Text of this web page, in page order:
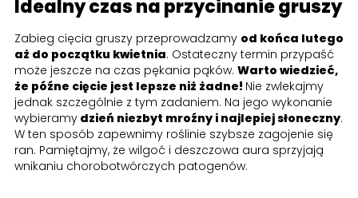
Idealny czas na przycinanie gruszy
Zabieg cięcia gruszy przeprowadzamy od końca lutego
aż do początku kwietnia. Ostateczny termin przypaść
może jeszcze na czas pękania pąków. Warto wiedzieć,
że późne cięcie jest lepsze niż żadne! Nie zwlekajmy
jednak szczególnie z tym zadaniem. Na jego wykonanie
wybieramy dzień niezbyt mroźny i najlepiej słoneczny.
W ten sposób zapewnimy roślinie szybsze zagojenie się
ran. Pamiętajmy, że wilgoć i deszczowa aura sprzyjają
wnikaniu chorobotwórczych patogenów.